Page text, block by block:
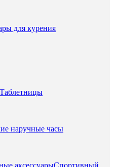
для курения
Таблетницы
наручные часы
аксессуарыСпортивный